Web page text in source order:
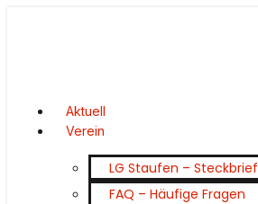
Aktuell
Verein
LG Staufen – Steckbrief
FAQ – Häufige Fragen